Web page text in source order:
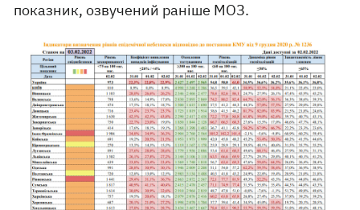
показник, озвучений раніше МОЗ.